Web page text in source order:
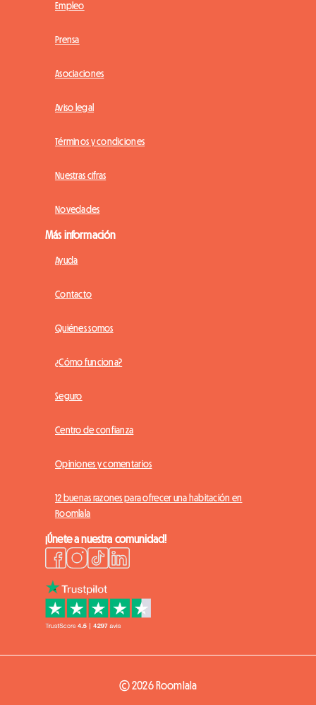
Empleo
Prensa
Asociaciones
Aviso legal
Términos y condiciones
Nuestras cifras
Novedades
Más información
Ayuda
Contacto
Quiénes somos
¿Cómo funciona?
Seguro
Centro de confianza
Opiniones y comentarios
12 buenas razones para ofrecer una habitación en
Roomlala
¡Únete a nuestra comunidad!
© 2026 Roomlala